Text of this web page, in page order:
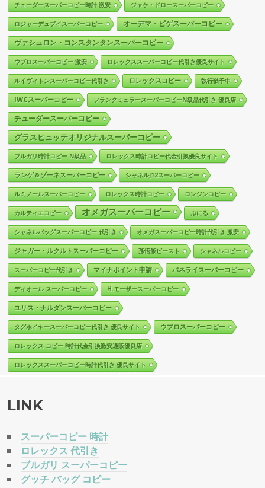
チューダースーパーコピー時計 激安 ジャケ・ドロースーパーコピー
ロジャーデュブイスーパーコピー
オーデマ・ピゲスーパーコピー
ヴァシュロン・コンスタンタンスーパーコピー
ウブロスーパーコピー 激安 ロレックススーパーコピー代引き優良サイト
ルイヴィトンスーパーコピー代引き ロレックスコピー 執行猶予中
IWCスーパーコピー フランクミュラースーパーコピーN級品代引き 優良店
チューダースーパーコピー
グラスヒュッテオリジナルスーパーコピー
ブルガリ時計コピー N級品 ロレックス時計コピー代金引換優良サイト
ランゲ＆ゾーネスーパーコピー シャネルJ12スーパーコピー
ルミノールスーパーコピー ロレックス時計コピー ロンジンコピー
カルティエコピー オメガスーパーコピー ぷにる
シャネルバッグスーパーコピー 代引き オメガスーパーコピー時計代引き 激安
ジャガー・ルクルトスーパーコピー 孫悟飯ビースト シャネルコピー
スーパーコピー代引き マイナポイント申請 パネライスーパーコピー
ディオール スーパーコピー H.モーザースーパーコピー
ユリス・ナルダンスーパーコピー
タグホイヤースーパーコピー代引き 優良サイト ウブロスーパーコピー
ロレックス コピー 時計代金引換激安通販優良店
ロレックススーパーコピー時計代引き 優良サイト
LINK
スーパーコピー 時計
ロレックス 代引き
ブルガリ スーパーコピー
グッチ バッグ コピー